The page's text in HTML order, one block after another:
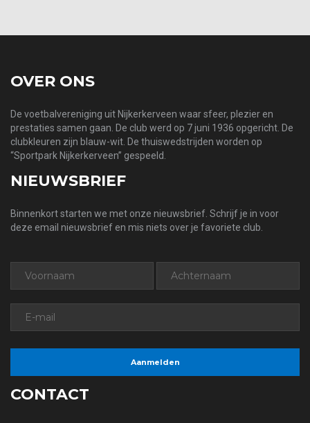
OVER ONS
De voetbalvereniging uit Nijkerkerveen waar sfeer, plezier en
prestaties samen gaan. De club werd op 7 juni 1936 opgericht. De
clubkleuren zijn blauw-wit. De thuiswedstrijden worden op
“Sportpark Nijkerkerveen” gespeeld.
NIEUWSBRIEF
Binnenkort starten we met onze nieuwsbrief. Schrijf je in voor
deze email nieuwsbrief en mis niets over je favoriete club.
CONTACT